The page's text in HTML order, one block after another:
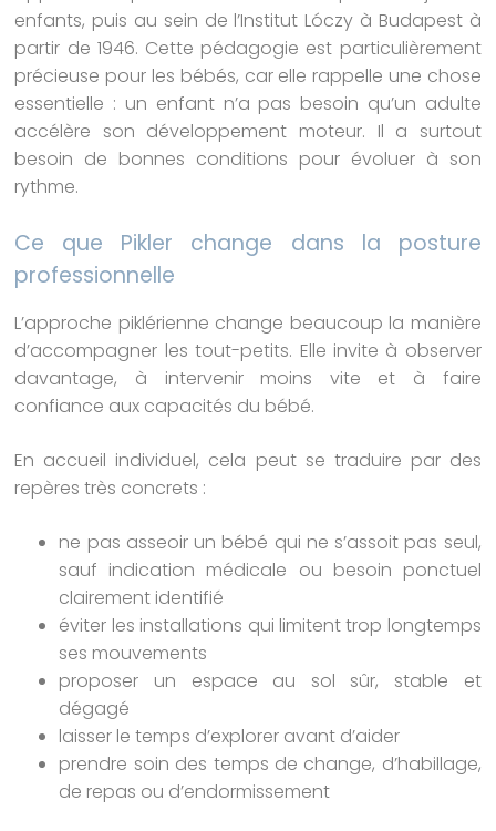
enfants, puis au sein de l’Institut Lóczy à Budapest à
partir de 1946. Cette pédagogie est particulièrement
précieuse pour les bébés, car elle rappelle une chose
essentielle : un enfant n’a pas besoin qu’un adulte
accélère son développement moteur. Il a surtout
besoin de bonnes conditions pour évoluer à son
rythme.
Ce que Pikler change dans la posture
professionnelle
L’approche piklérienne change beaucoup la manière
d’accompagner les tout-petits. Elle invite à observer
davantage, à intervenir moins vite et à faire
confiance aux capacités du bébé.
En accueil individuel, cela peut se traduire par des
repères très concrets :
ne pas asseoir un bébé qui ne s’assoit pas seul,
sauf indication médicale ou besoin ponctuel
clairement identifié
éviter les installations qui limitent trop longtemps
ses mouvements
proposer un espace au sol sûr, stable et
dégagé
laisser le temps d’explorer avant d’aider
prendre soin des temps de change, d’habillage,
de repas ou d’endormissement